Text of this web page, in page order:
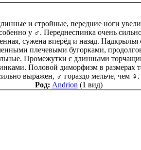
и стройные, передние ноги
у ♂. Переднеспинка очень
сужена вперёд и назад. Надкрылья
плечевыми бугорками,
Промежутки с длинными
Половой диморфизм в размерах
выражен, ♂ гораздо мельче, чем ♀.
Род: Andrion (1 вид)